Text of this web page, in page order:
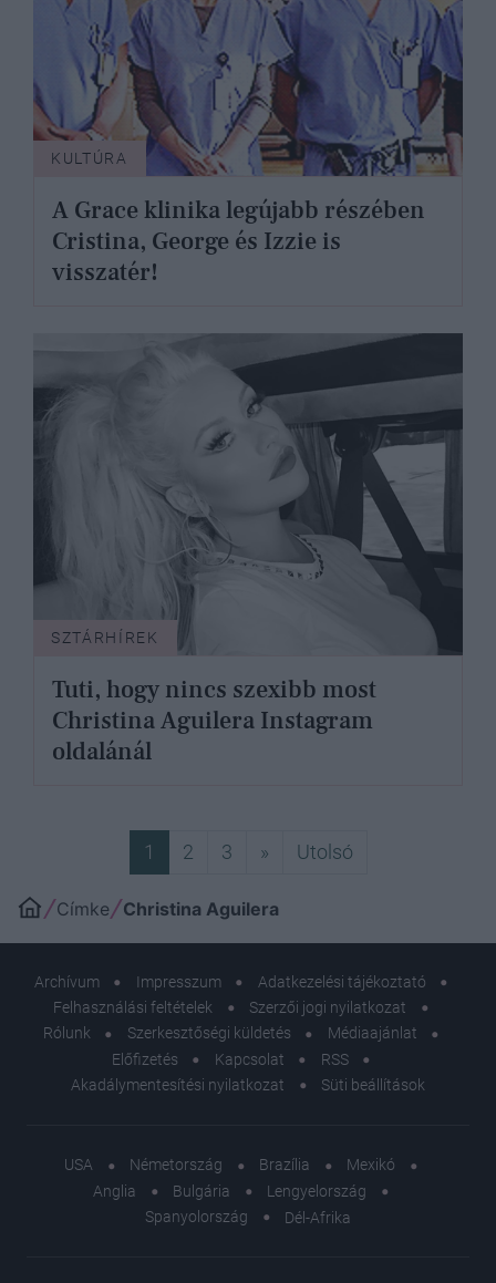
KULTÚRA
A Grace klinika legújabb részében
Cristina, George és Izzie is
visszatér!
SZTÁRHÍREK
Tuti, hogy nincs szexibb most
Christina Aguilera Instagram
oldalánál
1 2 3 »Következő
UtolsóUtolsó
Címke Christina Aguilera
Archívum Impresszum
Adatkezelési tájékoztató
Felhasználási feltételek
Szerzői jogi nyilatkozat
Rólunk
Szerkesztőségi küldetés
Médiaajánlat
Előfizetés
Kapcsolat
RSS
Akadálymentesítési nyilatkozat
Süti beállítások
USA Németország Brazília
Mexikó
Anglia
Bulgária
Lengyelország
Spanyolország
Dél-Afrika